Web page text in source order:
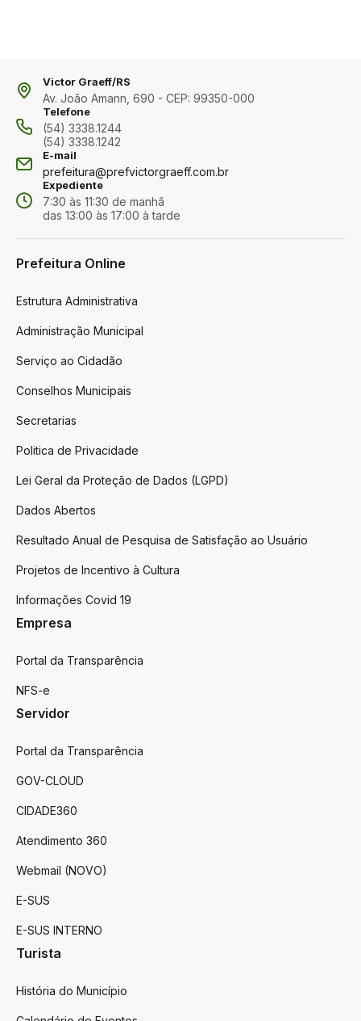
Victor Graeff/RS
Av. João Amann, 690 - CEP: 99350-000
Telefone
(54) 3338.1244
(54) 3338.1242
E-mail
prefeitura@prefvictorgraeff.com.br
Expediente
7:30 às 11:30 de manhã
das 13:00 às 17:00 à tarde
Prefeitura Online
Estrutura Administrativa
Administração Municipal
Serviço ao Cidadão
Conselhos Municipais
Secretarias
Politica de Privacidade
Lei Geral da Proteção de Dados (LGPD)
Dados Abertos
Resultado Anual de Pesquisa de Satisfação ao Usuário
Projetos de Incentivo à Cultura
Informações Covid 19
Empresa
Portal da Transparência
NFS-e
Servidor
Portal da Transparência
GOV-CLOUD
CIDADE360
Atendimento 360
Webmail (NOVO)
E-SUS
E-SUS INTERNO
Turista
História do Município